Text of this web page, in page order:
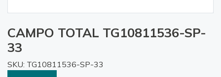
CAMPO TOTAL TG10811536-SP-
33
SKU: TG10811536-SP-33